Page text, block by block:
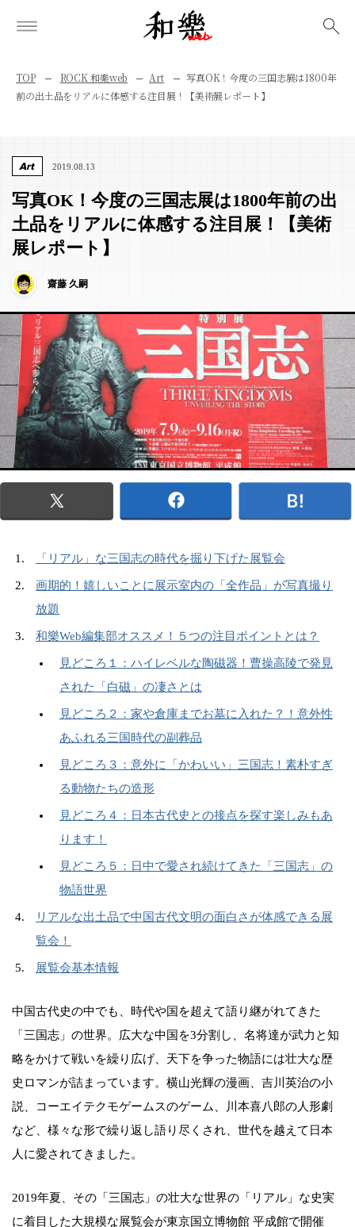
TOP ROCK 和樂web Art
写真OK！今度の三国志展は1800年
前の出土品をリアルに体感する注目展！【美術展レポート】
Art 2019.08.13
写真OK！今度の三国志展は1800年前の出
土品をリアルに体感する注目展！【美術
展レポート】
齋藤 久嗣
「リアル」な三国志の時代を掘り下げた展覧会
画期的！嬉しいことに展示室内の「全作品」が写真撮り
放題
和樂Web編集部オススメ！５つの注目ポイントとは？
見どころ１：ハイレベルな陶磁器！曹操高陵で発見
された「白磁」の凄さとは
見どころ２：家や倉庫までお墓に入れた？！意外性
あふれる三国時代の副葬品
見どころ３：意外に「かわいい」三国志！素朴すぎ
る動物たちの造形
見どころ４：日本古代史との接点を探す楽しみもあ
ります！
見どころ５：日中で愛され続けてきた「三国志」の
物語世界
リアルな出土品で中国古代文明の面白さが体感できる展
覧会！
展覧会基本情報
中国古代史の中でも、時代や国を超えて語り継がれてきた
「三国志」の世界。広大な中国を3分割し、名将達が武力と知
略をかけて戦いを繰り広げ、天下を争った物語には壮大な歴
史ロマンが詰まっています。横山光輝の漫画、吉川英治の小
説、コーエイテクモゲームスのゲーム、川本喜八郎の人形劇
など、様々な形で繰り返し語り尽くされ、世代を越えて日本
人に愛されてきました。
2019年夏、その「三国志」の壮大な世界の「リアル」な史実
に着目した大規模な展覧会が東京国立博物館 平成館で開催